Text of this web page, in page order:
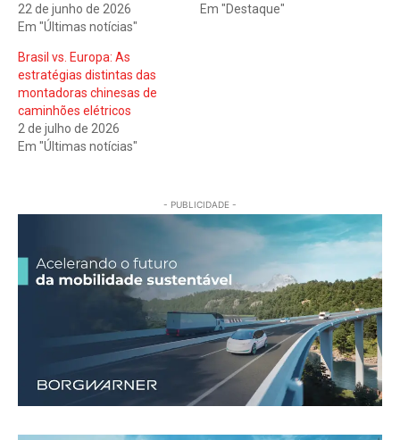
22 de junho de 2026
Em "Últimas notícias"
Em "Destaque"
Brasil vs. Europa: As
estratégias distintas das
montadoras chinesas de
caminhões elétricos
2 de julho de 2026
Em "Últimas notícias"
- PUBLICIDADE -